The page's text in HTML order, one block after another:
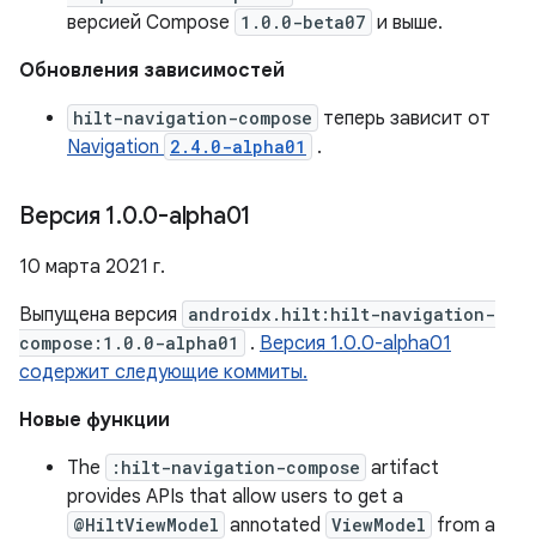
версией Compose 1.0.0-beta07 и выше.
Обновления зависимостей
hilt-navigation-compose теперь зависит от
Navigation 2.4.0-alpha01 .
Версия 1.0.0-alpha01
10 марта 2021 г.
Выпущена версия androidx.hilt:hilt-navigation-
compose:1.0.0-alpha01
. Версия 1.0.0-alpha01
содержит следующие коммиты.
Новые функции
The
:hilt-navigation-compose artifact
provides APIs that allow users to get a
@HiltViewModel annotated ViewModel from a